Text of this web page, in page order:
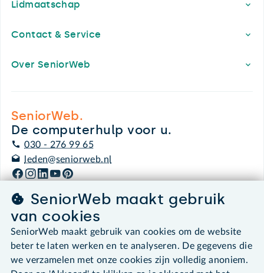
Lidmaatschap
Contact & Service
Over SeniorWeb
SeniorWeb.
De computerhulp voor u.
030 - 276 99 65
leden@seniorweb.nl
©2026 SeniorWeb
Cookies en cookie-instellingen
SeniorWeb maakt gebruik
van cookies
SeniorWeb maakt gebruik van cookies om de website
beter te laten werken en te analyseren. De gegevens die
we verzamelen met onze cookies zijn volledig anoniem.